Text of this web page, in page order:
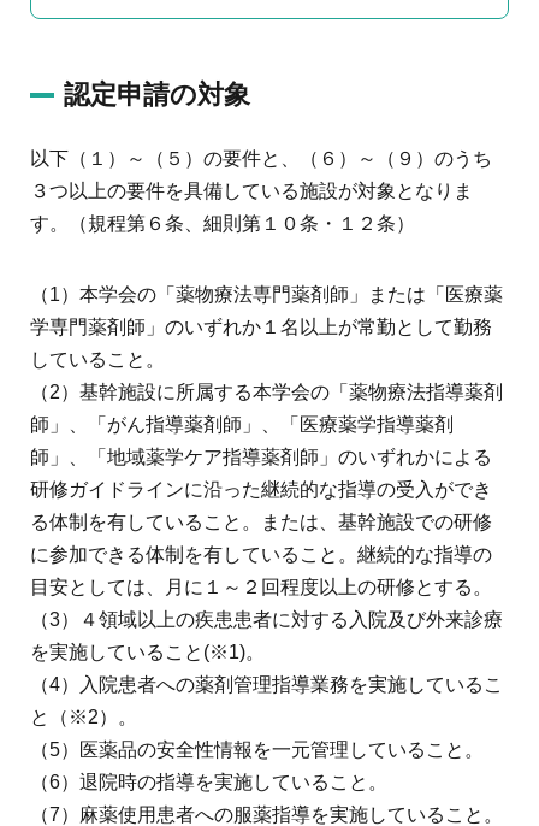
認定申請の対象
以下（１）～（５）の要件と、（６）～（９）のうち
３つ以上の要件を具備している施設が対象となりま
す。（規程第６条、細則第１０条・１２条）
（1）本学会の「薬物療法専門薬剤師」または「医療薬
学専門薬剤師」のいずれか１名以上が常勤として勤務
していること。
（2）基幹施設に所属する本学会の「薬物療法指導薬剤
師」、「がん指導薬剤師」、「医療薬学指導薬剤
師」、「地域薬学ケア指導薬剤師」のいずれかによる
研修ガイドラインに沿った継続的な指導の受入ができ
る体制を有していること。または、基幹施設での研修
に参加できる体制を有していること。継続的な指導の
目安としては、月に１～２回程度以上の研修とする。
（3）４領域以上の疾患患者に対する入院及び外来診療
を実施していること(※1)。
（4）入院患者への薬剤管理指導業務を実施しているこ
と（※2）。
（5）医薬品の安全性情報を一元管理していること。
（6）退院時の指導を実施していること。
（7）麻薬使用患者への服薬指導を実施していること。